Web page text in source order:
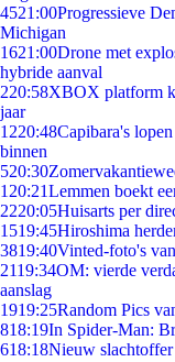
4521:00Progressieve
Michigan
1621:00Drone met
hybride aanval
220:58XBOX platform
jaar
1220:48Capibara's
binnen
520:30
1 20:21Lemmen boekt
2220:05Huisarts per
1519:45Hiroshima
3819:40Vinted-foto's
2119:34OM: vierde
aanslag
1919:25Random Pics
818:19In Spider-Man:
618:18Nieuw